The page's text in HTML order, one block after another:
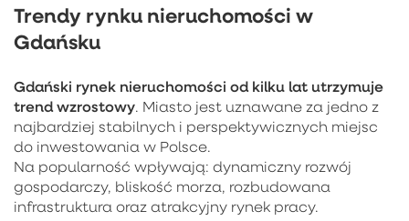
Trendy rynku nieruchomości w
Gdańsku
Gdański rynek nieruchomości od kilku lat utrzymuje
trend wzrostowy. Miasto jest uznawane za jedno z
najbardziej stabilnych i perspektywicznych miejsc
do inwestowania w Polsce.
Na popularność wpływają: dynamiczny rozwój
gospodarczy, bliskość morza, rozbudowana
infrastruktura oraz atrakcyjny rynek pracy.